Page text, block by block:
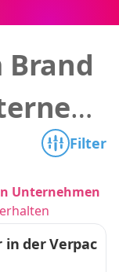
Filter
Unternehmen
der Verpac